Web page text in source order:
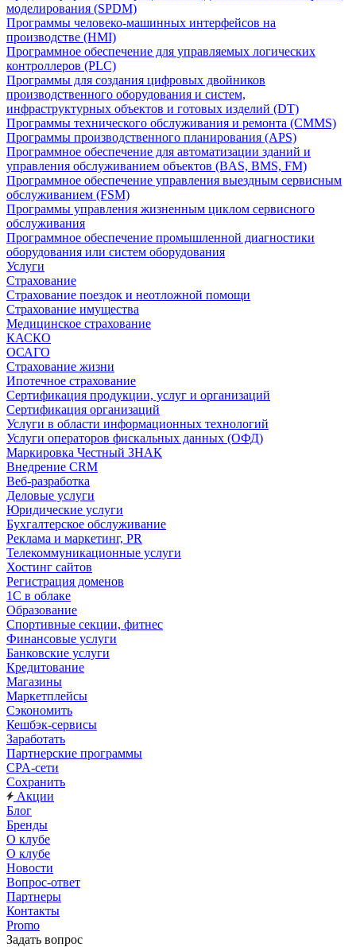
моделирования (SPDM)
Программы человеко-машинных интерфейсов на
производстве (HMI)
Программное обеспечение для управляемых логических
контроллеров (PLC)
Программы для создания цифровых двойников
производственного оборудования и систем,
инфраструктурных объектов и готовых изделий (DT)
Программы технического обслуживания и ремонта (CMMS)
Программы производственного планирования (APS)
Программное обеспечение для автоматизации зданий и
управления обслуживанием объектов (BAS, BMS, FM)
Программное обеспечение управления выездным сервисным
обслуживанием (FSM)
Программы управления жизненным циклом сервисного
обслуживания
Программное обеспечение промышленной диагностики
оборудования или систем оборудования
Услуги
Страхование
Страхование поездок и неотложной помощи
Страхование имущества
Медицинское страхование
КАСКО
ОСАГО
Страхование жизни
Ипотечное страхование
Сертификация продукции, услуг и организаций
Сертификация организаций
Услуги в области информационных технологий
Услуги операторов фискальных данных (ОФД)
Маркировка Честный ЗНАК
Внедрение CRM
Веб-разработка
Деловые услуги
Юридические услуги
Бухгалтерское обслуживание
Реклама и маркетинг, PR
Телекоммуникационные услуги
Хостинг сайтов
Регистрация доменов
1С в облаке
Образование
Спортивные секции, фитнес
Финансовые услуги
Банковские услуги
Кредитование
Магазины
Маркетплейсы
Сэкономить
Кешбэк-сервисы
Заработать
Партнерские программы
CPA-сети
Сохранить
Акции
Блог
Бренды
О клубе
О клубе
Новости
Вопрос-ответ
Партнеры
Контакты
Promo
Задать вопрос